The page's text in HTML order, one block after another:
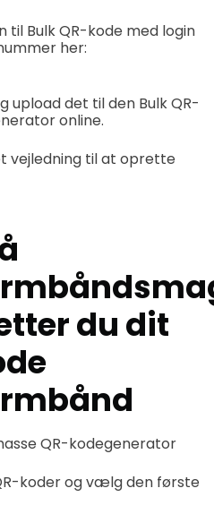
til Bulk QR-kode med login
her:
upload det til den Bulk QR-
online.
vejledning til at oprette
du dit
QR-kodegenerator
koder og vælg den første